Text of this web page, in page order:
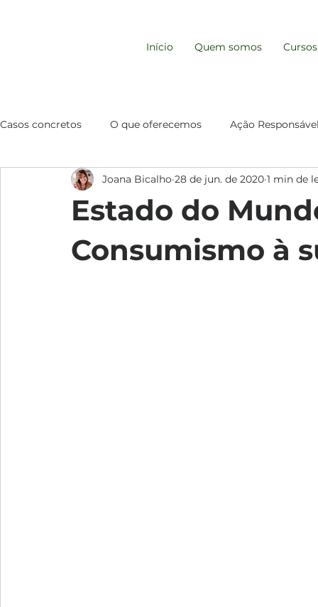
Início Quem somos Cursos
Casos concretos O que oferecemos Ação
Comportamento de Consumo Gestão e Resp.
Estado do
Consumismo à
Joana Bicalho 28 de jun. de 2020 1 min de